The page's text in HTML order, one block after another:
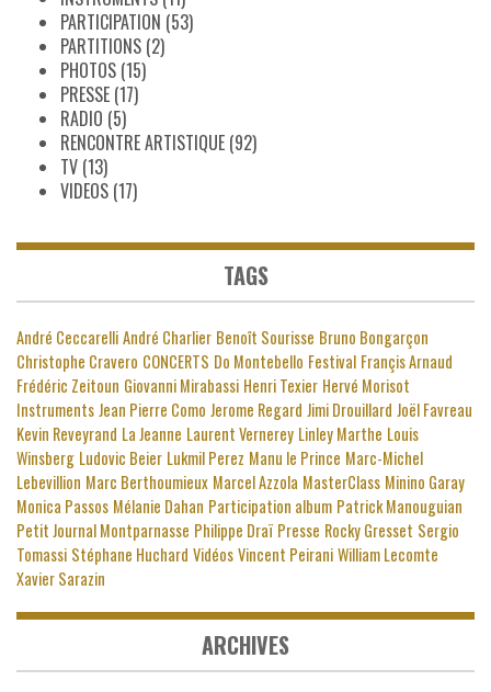
PARTICIPATION (53)
PARTITIONS (2)
PHOTOS (15)
PRESSE (17)
RADIO (5)
RENCONTRE ARTISTIQUE (92)
TV (13)
VIDEOS (17)
TAGS
André CeccarelliAndré Charlier Benoît Sourisse Bruno Bongarçon
Christophe Cravero CONCERTS Do Montebello Festival Françis Arnaud
Frédéric Zeitoun Giovanni Mirabassi Henri Texier Hervé Morisot
InstrumentsJean Pierre Como Jerome Regard Jimi Drouillard Joël Favreau
Kevin Reveyrand La Jeanne Laurent Vernerey Linley Marthe Louis
Winsberg Ludovic Beier Lukmil Perez Manu le Prince Marc-Michel
Lebevillion Marc Berthoumieux Marcel Azzola MasterClass Minino Garay
Monica Passos Mélanie Dahan Participation album Patrick Manouguian
Petit Journal Montparnasse Philippe Draï Presse Rocky Gresset Sergio
Tomassi Stéphane Huchard VidéosVincent PeiraniWilliam Lecomte
Xavier Sarazin
ARCHIVES